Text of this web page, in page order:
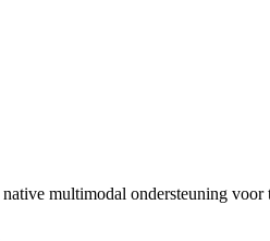
multimodal ondersteuning voor